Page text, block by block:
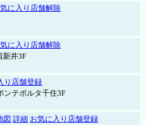
に入り店舗解除
に入り店舗解除
新井3F
り店舗登録
テポルタ千住3F
図 詳細 お気に入り店舗登録